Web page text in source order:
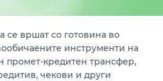
Open
денари
се вршат со готовина во
инструменти на
промет-кредитен трансфер,
чекови и други